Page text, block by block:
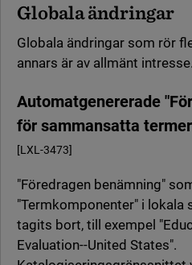
Globala ändringar
Globala ändringar som rör
annars är av allmänt intresse.
Automatgenererade
för sammansatta
[LXL-3473]
"Föredragen benämning"
"Termkomponenter" i lokala
tagits bort, till exempel
Evaluation--United States".